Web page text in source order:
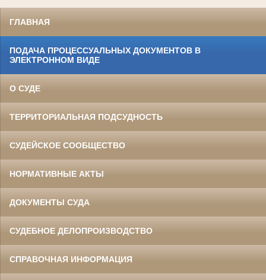
ГЛАВНАЯ
ПОДАЧА ПРОЦЕССУАЛЬНЫХ ДОКУМЕНТОВ В
ЭЛЕКТРОННОМ ВИДЕ
О СУДЕ
ТЕРРИТОРИАЛЬНАЯ ПОДСУДНОСТЬ
СУДЕЙСКОЕ СООБЩЕСТВО
НОРМАТИВНЫЕ АКТЫ
ДОКУМЕНТЫ СУДА
СУДЕБНОЕ ДЕЛОПРОИЗВОДСТВО
СПРАВОЧНАЯ ИНФОРМАЦИЯ